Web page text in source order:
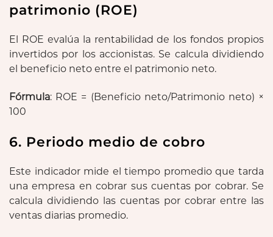
patrimonio (ROE)
El ROE evalúa la rentabilidad de los fondos propios
invertidos por los accionistas. Se calcula dividiendo
el beneficio neto entre el patrimonio neto.
Fórmula: ROE = (Beneficio neto/Patrimonio neto) ×
100
6. Periodo medio de cobro
Este indicador mide el tiempo promedio que tarda
una empresa en cobrar sus cuentas por cobrar. Se
calcula dividiendo las cuentas por cobrar entre las
ventas diarias promedio.